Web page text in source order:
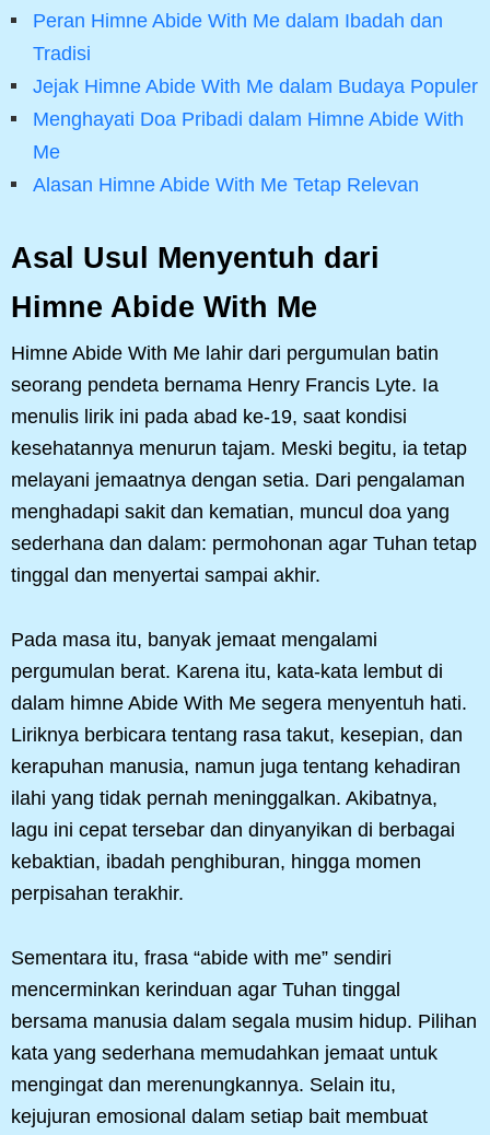
Peran Himne Abide With Me dalam Ibadah dan
Tradisi
Jejak Himne Abide With Me dalam Budaya Populer
Menghayati Doa Pribadi dalam Himne Abide With
Me
Alasan Himne Abide With Me Tetap Relevan
Asal Usul Menyentuh dari
Himne Abide With Me
Himne Abide With Me lahir dari pergumulan batin
seorang pendeta bernama Henry Francis Lyte. Ia
menulis lirik ini pada abad ke-19, saat kondisi
kesehatannya menurun tajam. Meski begitu, ia tetap
melayani jemaatnya dengan setia. Dari pengalaman
menghadapi sakit dan kematian, muncul doa yang
sederhana dan dalam: permohonan agar Tuhan tetap
tinggal dan menyertai sampai akhir.
Pada masa itu, banyak jemaat mengalami
pergumulan berat. Karena itu, kata-kata lembut di
dalam himne Abide With Me segera menyentuh hati.
Liriknya berbicara tentang rasa takut, kesepian, dan
kerapuhan manusia, namun juga tentang kehadiran
ilahi yang tidak pernah meninggalkan. Akibatnya,
lagu ini cepat tersebar dan dinyanyikan di berbagai
kebaktian, ibadah penghiburan, hingga momen
perpisahan terakhir.
Sementara itu, frasa “abide with me” sendiri
mencerminkan kerinduan agar Tuhan tinggal
bersama manusia dalam segala musim hidup. Pilihan
kata yang sederhana memudahkan jemaat untuk
mengingat dan merenungkannya. Selain itu,
kejujuran emosional dalam setiap bait membuat